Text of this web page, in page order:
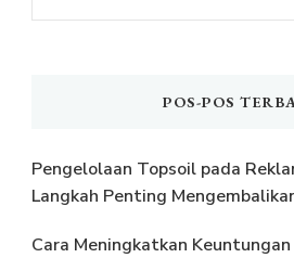
Sesuatu?
POS-POS
Pengelolaan Topsoil pada
Langkah Penting
Cara Meningkatkan